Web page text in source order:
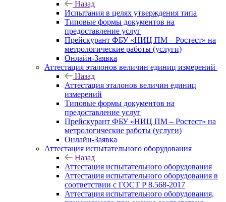
Назад
Испытания в целях утверждения типа
Типовые формы документов на
предоставление услуг
Прейскурант ФБУ «НИЦ ПМ – Ростест» на
метрологические работы (услуги)
Онлайн-Заявка
Аттестация эталонов величин единиц измерений
Назад
Аттестация эталонов величин единиц
измерений
Типовые формы документов на
предоставление услуг
Прейскурант ФБУ «НИЦ ПМ – Ростест» на
метрологические работы (услуги)
Онлайн-Заявка
Аттестация испытательного оборудования
Назад
Аттестация испытательного оборудования
Аттестация испытательного оборудования в
соответствии с ГОСТ Р 8.568-2017
Аттестация испытательного оборудования,